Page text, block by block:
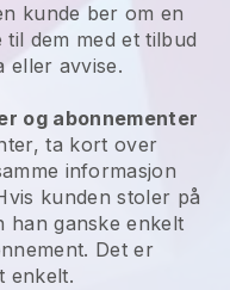
kunde ber om en
dem med et tilbud
eller avvise.
og abonnementer
ta kort over
informasjon
kunden stoler på
han ganske enkelt
Det er
enkelt.